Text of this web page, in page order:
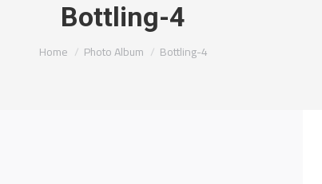
Bottling-4
You are here:
Home Photo Album Bottling-4